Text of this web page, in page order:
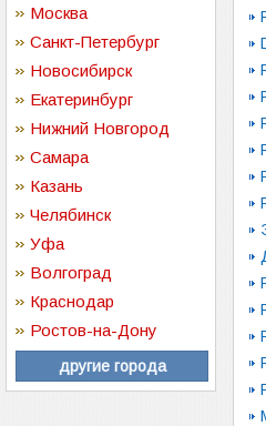
Москва
Санкт-Петербург
Новосибирск
Екатеринбург
Нижний Новгород
Самара
Казань
Челябинск
Уфа
Волгоград
Краснодар
Ростов-на-Дону
другие города